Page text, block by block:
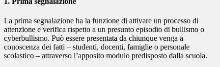
La prima segnalazione ha la funzione di attivare un processo di
attenzione e verifica rispetto a un presunto episodio di bullismo o
cyberbullismo. Può essere presentata da chiunque venga a
conoscenza dei fatti – studenti, docenti, famiglie o personale
scolastico – attraverso l’apposito modulo predisposto dalla scuola.